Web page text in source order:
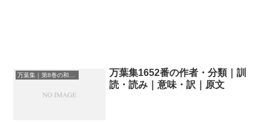
万葉集1652番の作者・分類｜訓
読・読み｜意味・訳｜原文